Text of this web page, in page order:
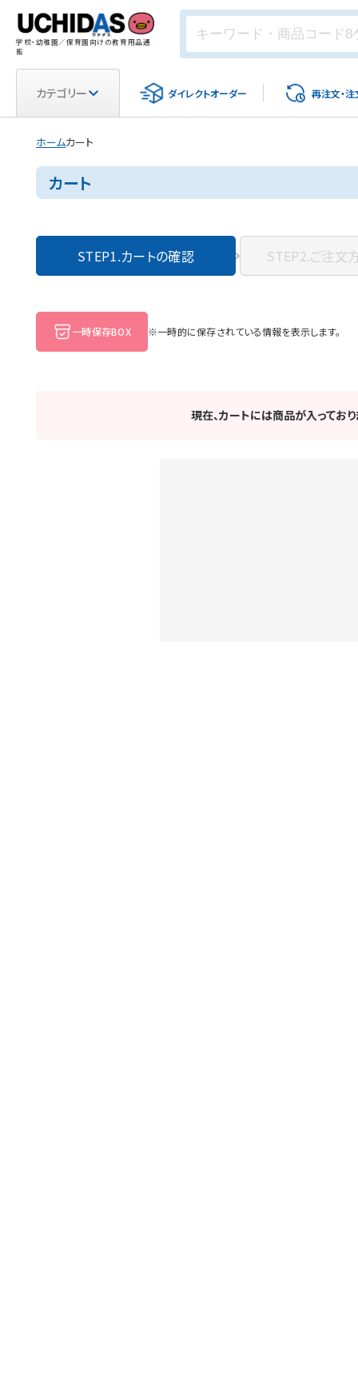
学校・幼稚園／保育園向けの教育用品通
販
カテゴリー ダイレクトオーダー 再注文・注
ホームカート
カート
STEP1.カートの確認 STEP2.ご注文
一時保存BOX ※一時的に保存されている情報を表示します。
現在、カートには商品が入ってお